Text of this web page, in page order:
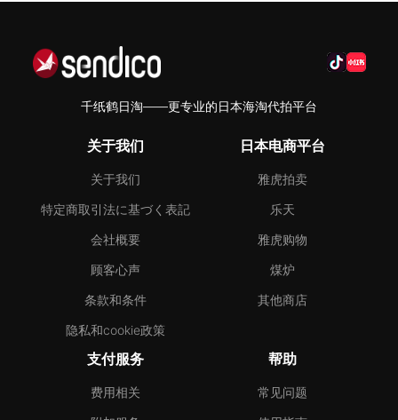
千纸鹤日淘——更专业的日本海淘代拍平台
关于我们
关于我们
特定商取引法に基づく表記
会社概要
顾客心声
条款和条件
隐私和cookie政策
日本电商平台
雅虎拍卖
乐天
雅虎购物
煤炉
其他商店
支付服务
费用相关
帮助
常见问题